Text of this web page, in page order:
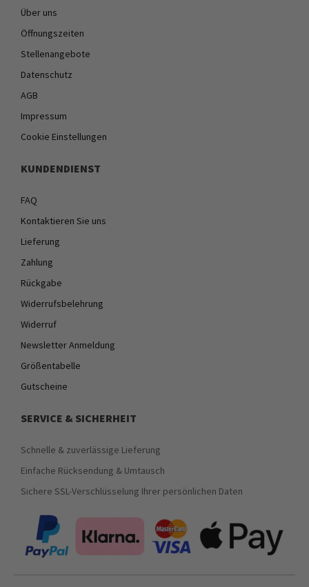
Über uns
Öffnungszeiten
Stellenangebote
Datenschutz
AGB
Impressum
Cookie Einstellungen
KUNDENDIENST
FAQ
Kontaktieren Sie uns
Lieferung
Zahlung
Rückgabe
Widerrufsbelehrung
Widerruf
Newsletter Anmeldung
Größentabelle
Gutscheine
SERVICE & SICHERHEIT
Schnelle & zuverlässige Lieferung
Einfache Rücksendung & Umtausch
Sichere SSL-Verschlüsselung Ihrer persönlichen Daten